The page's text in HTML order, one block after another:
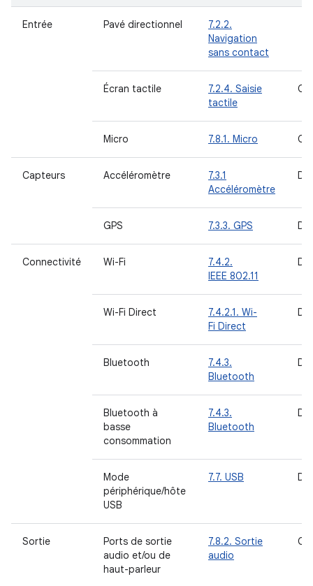
Entrée Pavé directionnel
7.2.2.
Navigation
sans contact
Écran tactile
7.2.4. Saisie
tactile
Micro 7.8.1. Micro
Capteurs Accéléromètre
7.3.1
Accéléromètre
GPS 7.3.3. GPS
Connectivité Wi-Fi
7.4.2.
IEEE 802.11
Wi-Fi Direct
7.4.2.1. Wi-
Fi Direct
Bluetooth
7.4.3.
Bluetooth
Bluetooth à
basse
consommation
7.4.3.
Bluetooth
Mode
périphérique/hôte
USB
7.7. USB
Sortie
Ports de sortie
audio et/ou de
haut-parleur
7.8.2. Sortie
audio